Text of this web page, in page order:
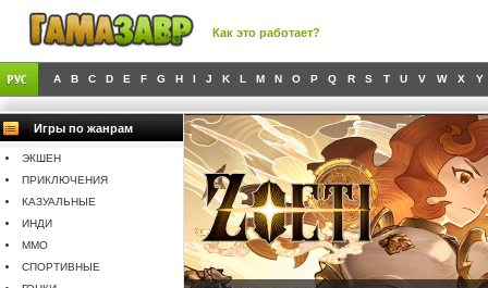
Как это работает?
A B C D E F G H I J K L M N O P Q R S T U V W X Y
Игры по жанрам
ЭКШЕН
ПРИКЛЮЧЕНИЯ
КАЗУАЛЬНЫЕ
ИНДИ
MMO
СПОРТИВНЫЕ